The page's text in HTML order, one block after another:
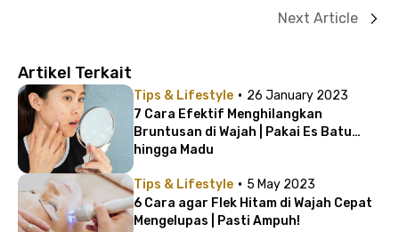
Next Article
Artikel Terkait
Tips & Lifestyle · 26 January 2023
7 Cara Efektif Menghilangkan
Bruntusan di Wajah | Pakai Es Batu
hingga Madu
Tips & Lifestyle · 5 May 2023
6 Cara agar Flek Hitam di Wajah Cepat
Mengelupas | Pasti Ampuh!